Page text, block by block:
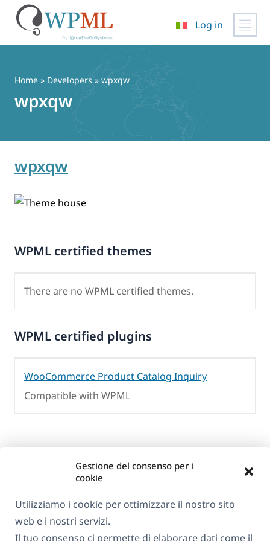
Gestione del consenso per i
cookie
Utilizziamo i cookie per ottimizzare il nostro sito
web e i nostri servizi.
Il tuo consenso ci permette di elaborare dati come il
contenuto
Log in
Home » Developers » wpxqw
wpxqw
wpxqw
WPML certified themes
There are no WPML certified themes.
WPML certified plugins
WooCommerce Product Catalog Inquiry
Compatible with WPML